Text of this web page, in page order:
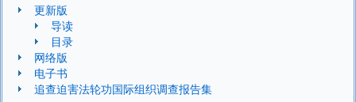
更新版
导读
目录
网络版
电子书
追查迫害法轮功国际组织调查报告集